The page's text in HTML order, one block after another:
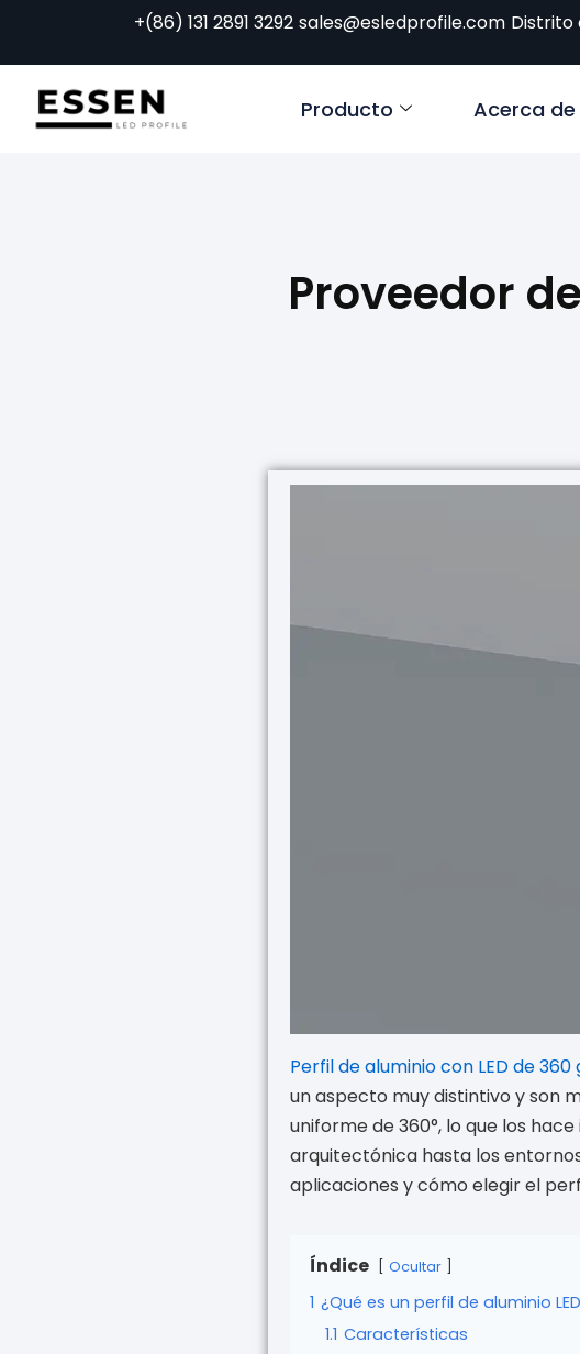
+(86) 131 2891 3292 sales@esledprofile.com Distrito
Producto Acerca de
Proveedor
Perfil de aluminio con LED de 360
un aspecto muy distintivo y son
uniforme de 360°, lo que los
arquitectónica hasta los
aplicaciones y cómo elegir el
Índice Ocultar
1 ¿Qué es un perfil de aluminio
1.1 Características